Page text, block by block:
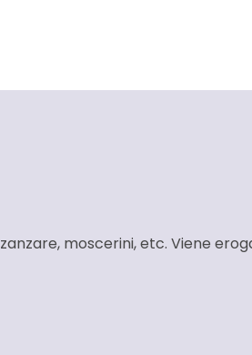
moscerini, etc. Viene